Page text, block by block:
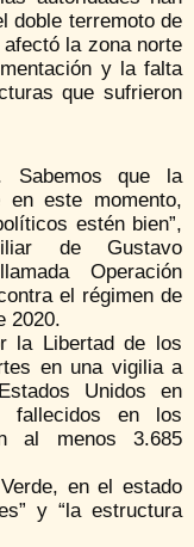
doble terremoto de
la zona norte
y la falta
que sufrieron
Sabemos que la
en este momento,
estén bien”,
de Gustavo
Operación
el régimen de
2020.
la Libertad de los
en una vigilia a
Unidos en
fallecidos en los
al menos 3.685
en el estado
y “la estructura